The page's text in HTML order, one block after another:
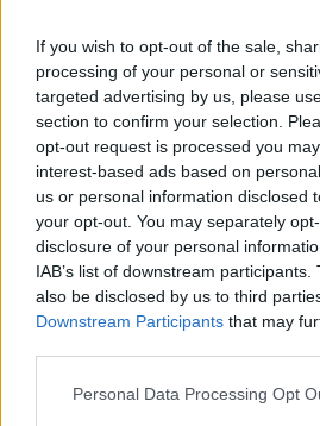
If you wish to opt-out of the sale,
processing of your personal or
targeted advertising by us, please
section to confirm your selection.
opt-out request is processed you
interest-based ads based on
us or personal information disclosed
your opt-out. You may separately
disclosure of your personal
IAB’s list of downstream
also be disclosed by us to third
Downstream Participants that may
Personal Data Processing Opt
Πάνω από 100 μωρά έχουν
γεννηθεί μέσω εξωσωματικής,
την υποστήριξη της Be-Live
27 Φεβρουαρίου 2026
Μεταπροπονητική πείνα: Ο
που θέλεις να καταβροχθίσεις
πάντα μετά την άσκηση
27 Φεβρουαρίου 2026
Ωρίων – Σπάνια νοσήματα
συνδέονται με μνημεία που